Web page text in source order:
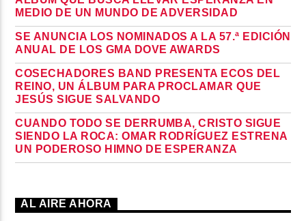
MEDIO DE UN MUNDO DE ADVERSIDAD
SE ANUNCIA LOS NOMINADOS A LA 57.ª EDICIÓN
ANUAL DE LOS GMA DOVE AWARDS
COSECHADORES BAND PRESENTA ECOS DEL
REINO, UN ÁLBUM PARA PROCLAMAR QUE
JESÚS SIGUE SALVANDO
CUANDO TODO SE DERRUMBA, CRISTO SIGUE
SIENDO LA ROCA: OMAR RODRÍGUEZ ESTRENA
UN PODEROSO HIMNO DE ESPERANZA
AL AIRE AHORA